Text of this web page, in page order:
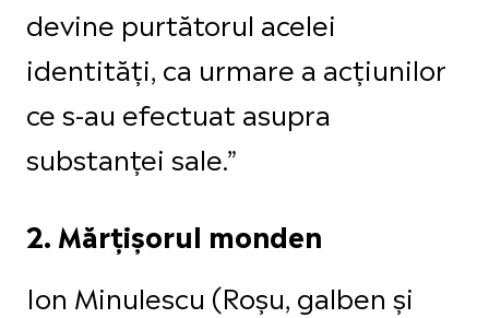
devine purtătorul acelei
identităţi, ca urmare a acţiunilor
ce s-au efectuat asupra
substanţei sale.”
2. Mărțișorul monden
Ion Minulescu (Roșu, galben și